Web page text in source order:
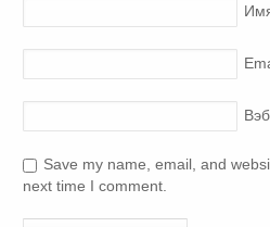
Save my name, email, and
next time I comment.